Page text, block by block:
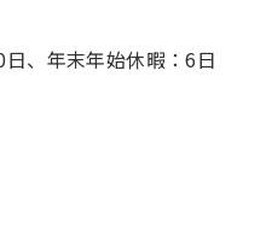
、年末年始休暇：6日